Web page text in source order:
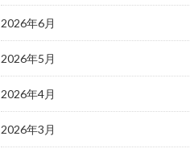
2026年6月
2026年5月
2026年4月
2026年3月